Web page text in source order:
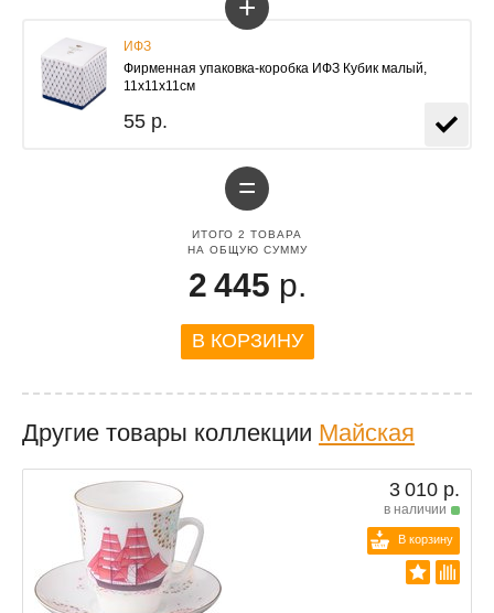
+
ИФЗ
Фирменная упаковка-коробка ИФЗ Кубик малый,
11х11х11см
55 р.
=
ИТОГО 2 ТОВАРА
НА ОБЩУЮ СУММУ
2 445 р.
В КОРЗИНУ
Другие товары коллекции Майская
3 010 р.
в наличии
В корзину